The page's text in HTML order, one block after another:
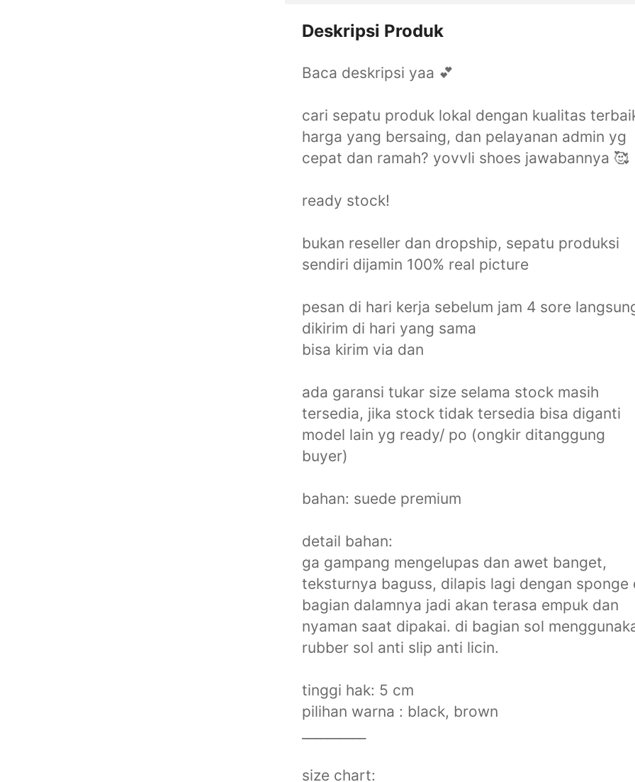
Deskripsi Produk
Baca deskripsi yaa 💕
cari sepatu produk lokal dengan kualitas
harga yang bersaing, dan pelayanan admin yg
cepat dan ramah? yovvli shoes jawabannya 🥰
ready stock!
bukan reseller dan dropship, sepatu produksi
sendiri dijamin 100% real picture
pesan di hari kerja sebelum jam 4 sore
dikirim di hari yang sama
bisa kirim via dan
ada garansi tukar size selama stock masih
tersedia, jika stock tidak tersedia bisa diganti
model lain yg ready/ po (ongkir ditanggung
buyer)
bahan: suede premium
detail bahan:
ga gampang mengelupas dan awet banget,
teksturnya baguss, dilapis lagi dengan sponge
bagian dalamnya jadi akan terasa empuk dan
nyaman saat dipakai. di bagian sol
rubber sol anti slip anti licin.
tinggi hak: 5 cm
pilihan warna : black, brown
size chart: